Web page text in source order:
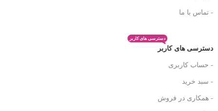
- تماس با ما
دسترسی های کاربر
دسترسی های کاربر
- حساب کاربری
- سبد خرید
- همکاری در فروش